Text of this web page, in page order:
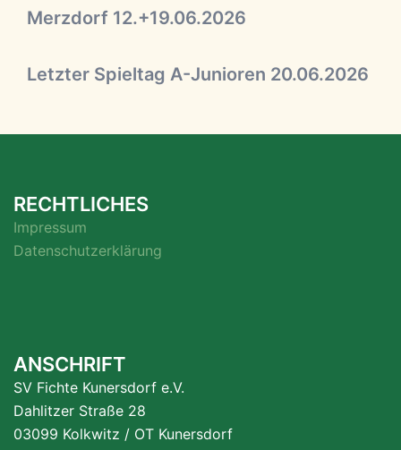
Merzdorf 12.+19.06.2026
Letzter Spieltag A-Junioren 20.06.2026
RECHTLICHES
Impressum
Datenschutzerklärung
ANSCHRIFT
SV Fichte Kunersdorf e.V.
Dahlitzer Straße 28
03099 Kolkwitz / OT Kunersdorf